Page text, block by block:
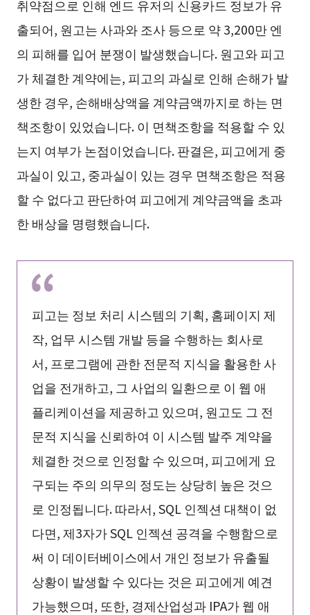
취약점으로 인해 엔드 유저의 신용카드 정보가 유
출되어, 원고는 사과와 조사 등으로 약 3,200만 엔
의 피해를 입어 분쟁이 발생했습니다. 원고와 피고
가 체결한 계약에는, 피고의 과실로 인해 손해가 발
생한 경우, 손해배상액을 계약금액까지로 하는 면
책조항이 있었습니다. 이 면책조항을 적용할 수 있
는지 여부가 논점이었습니다. 판결은, 피고에게 중
과실이 있고, 중과실이 있는 경우 면책조항은 적용
할 수 없다고 판단하여 피고에게 계약금액을 초과
한 배상을 명령했습니다.
피고는 정보 처리 시스템의 기획, 홈페이지 제
작, 업무 시스템 개발 등을 수행하는 회사로
서, 프로그램에 관한 전문적 지식을 활용한 사
업을 전개하고, 그 사업의 일환으로 이 웹 애
플리케이션을 제공하고 있으며, 원고도 그 전
문적 지식을 신뢰하여 이 시스템 발주 계약을
체결한 것으로 인정할 수 있으며, 피고에게 요
구되는 주의 의무의 정도는 상당히 높은 것으
로 인정됩니다. 따라서, SQL 인젝션 대책이 없
다면, 제3자가 SQL 인젝션 공격을 수행함으로
써 이 데이터베이스에서 개인 정보가 유출될
상황이 발생할 수 있다는 것은 피고에게 예견
가능했으며, 또한, 경제산업성과 IPA가 웹 애